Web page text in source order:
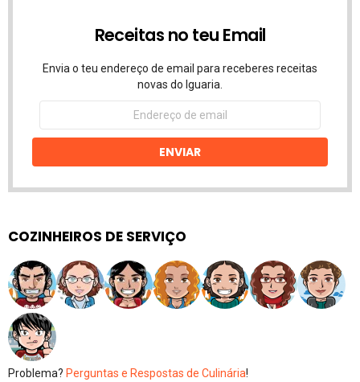
Receitas no teu Email
Envia o teu endereço de email para receberes receitas
novas do Iguaria.
Endereço
email
ENVIAR
COZINHEIROS DE SERVIÇO
Problema? Perguntas e Respostas de Culinária!